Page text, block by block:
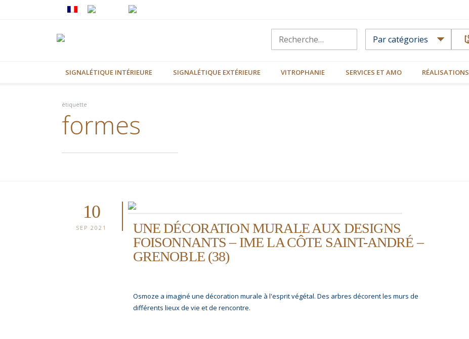
SIGNALÉTIQUE INTÉRIEURE SIGNALÉTIQUE EXTÉRIEURE VITROPHANIE SERVICES ET AMO RÉALISATIONS
étiquette
formes
10
SEP 2021
UNE DÉCORATION MURALE AUX DESIGNS
FOISONNANTS – IME LA CÔTE SAINT-ANDRÉ –
GRENOBLE (38)
Osmoze a imaginé une décoration murale à l'esprit végétal. Des arbres décorent les murs de
différents lieux de vie et de rencontre.